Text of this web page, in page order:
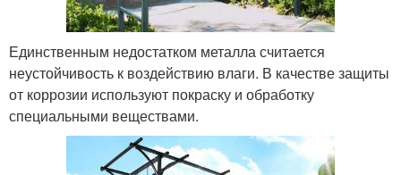
Единственным недостатком металла считается
неустойчивость к воздействию влаги. В качестве защиты
от коррозии используют покраску и обработку
специальными веществами.